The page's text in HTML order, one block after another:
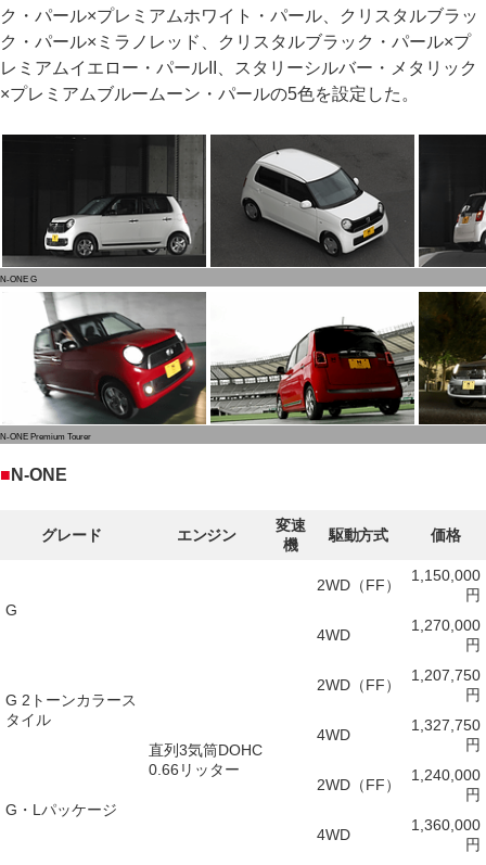
ク・パール×プレミアムホワイト・パール、クリスタルブラッ
ク・パール×ミラノレッド、クリスタルブラック・パール×プ
レミアムイエロー・パールII、スタリーシルバー・メタリック
×プレミアムブルームーン・パールの5色を設定した。
N-ONE G
N-ONE Premium Tourer
■ N-ONE
グレード エンジン
変速
機
駆動方式 価格
G
直列3気筒DOHC
0.66リッター
2WD（FF）
1,150,000
円
4WD
1,270,000
円
G 2トーンカラース
タイル
2WD（FF）
1,207,750
円
4WD
1,327,750
円
G・Lパッケージ
2WD（FF）
1,240,000
円
4WD
1,360,000
円